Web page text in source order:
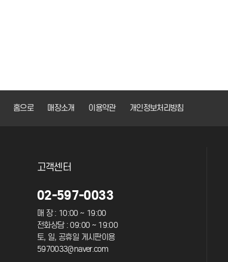
홈으로 매장소개 이용약관 개인정보처리방침
고객센터
02-597-0033
매 장 : 10:00 ~ 19:00
전화상담 : 09:00 ~ 19:00
토, 일, 공휴일 게시판이용
5970033@naver.com